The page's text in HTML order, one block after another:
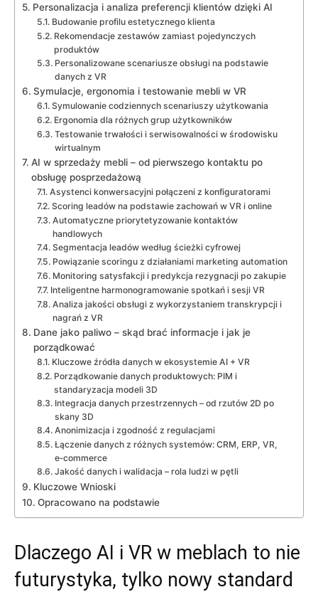
Personalizacja i analiza preferencji klientów dzięki AI
Budowanie profilu estetycznego klienta
Rekomendacje zestawów zamiast pojedynczych
produktów
Personalizowane scenariusze obsługi na podstawie
danych z VR
Symulacje, ergonomia i testowanie mebli w VR
Symulowanie codziennych scenariuszy użytkowania
Ergonomia dla różnych grup użytkowników
Testowanie trwałości i serwisowalności w środowisku
wirtualnym
AI w sprzedaży mebli – od pierwszego kontaktu po
obsługę posprzedażową
Asystenci konwersacyjni połączeni z konfiguratorami
Scoring leadów na podstawie zachowań w VR i online
Automatyczne priorytetyzowanie kontaktów
handlowych
Segmentacja leadów według ścieżki cyfrowej
Powiązanie scoringu z działaniami marketing automation
Monitoring satysfakcji i predykcja rezygnacji po zakupie
Inteligentne harmonogramowanie spotkań i sesji VR
Analiza jakości obsługi z wykorzystaniem transkrypcji i
nagrań z VR
Dane jako paliwo – skąd brać informacje i jak je
porządkować
Kluczowe źródła danych w ekosystemie AI + VR
Porządkowanie danych produktowych: PIM i
standaryzacja modeli 3D
Integracja danych przestrzennych – od rzutów 2D po
skany 3D
Anonimizacja i zgodność z regulacjami
Łączenie danych z różnych systemów: CRM, ERP, VR,
e‑commerce
Jakość danych i walidacja – rola ludzi w pętli
Kluczowe Wnioski
Opracowano na podstawie
Dlaczego AI i VR w meblach to nie
futurystyka, tylko nowy standard